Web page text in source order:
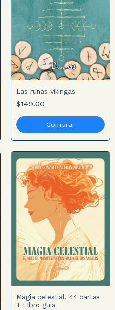
Las runas vikingas
$149.00
Magia celestial. 44 cartas
+ Libro guia